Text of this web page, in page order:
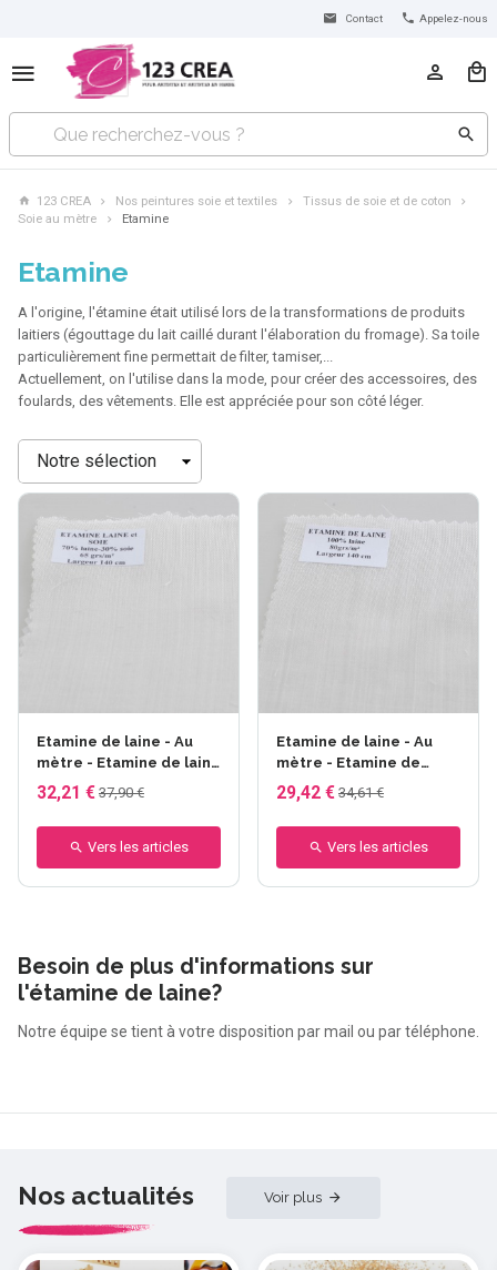
Contact Appelez-nous
123 CREA Nos peintures soie et textiles
Tissus de soie et de coton
Soie au mètre
Etamine
Etamine
A l'origine, l'étamine était utilisé lors de la transformations de produits
laitiers (égouttage du lait caillé durant l'élaboration du fromage). Sa toile
particulièrement fine permettait de filter, tamiser,...
Actuellement, on l'utilise dans la mode, pour créer des accessoires, des
foulards, des vêtements. Elle est appréciée pour son côté léger.
Trier
Etamine de laine - Au
mètre - Etamine de laine
70% soie 30% - larg.140
cm - 65gr/m²
32,21 € 37,90 €
Vers les articles
Etamine de laine - Au
mètre - Etamine de
laine- larg.140 cm -
80gr/m²
29,42 € 34,61 €
Vers les articles
Besoin de plus d'informations sur
l'étamine de laine?
Notre équipe se tient à votre disposition par mail ou par téléphone.
Nos actualités Voir plus